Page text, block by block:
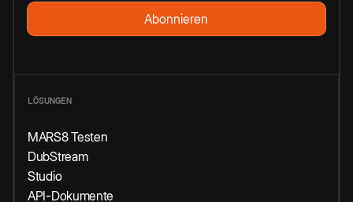
LÖSUNGEN
MARS8 Testen
DubStream
Studio
API-Dokumente